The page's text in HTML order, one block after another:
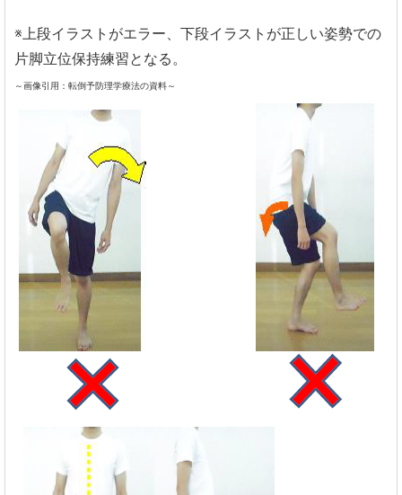
※上段イラストがエラー、下段イラストが正しい姿勢での
片脚立位保持練習となる。
～画像引用：転倒予防理学療法の資料～